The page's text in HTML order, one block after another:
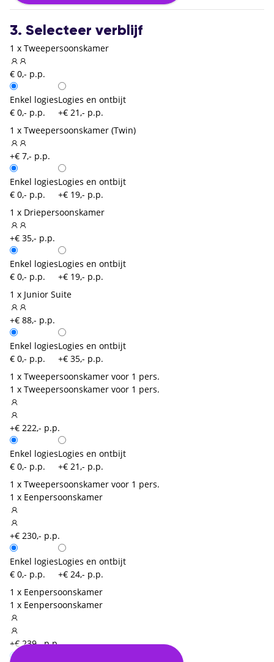
3. Selecteer verblijf
1 x Tweepersoonskamer
€ 0,- p.p.
Enkel logies
€ 0,- p.p.
Logies en ontbijt
+€ 21,- p.p.
1 x Tweepersoonskamer (Twin)
+€ 7,- p.p.
Enkel logies
€ 0,- p.p.
Logies en ontbijt
+€ 19,- p.p.
1 x Driepersoonskamer
+€ 35,- p.p.
Enkel logies
€ 0,- p.p.
Logies en ontbijt
+€ 19,- p.p.
1 x Junior Suite
+€ 88,- p.p.
Enkel logies
€ 0,- p.p.
Logies en ontbijt
+€ 35,- p.p.
1 x Tweepersoonskamer voor 1 pers.
1 x Tweepersoonskamer voor 1 pers.
+€ 222,- p.p.
Enkel logies
€ 0,- p.p.
Logies en ontbijt
+€ 21,- p.p.
1 x Tweepersoonskamer voor 1 pers.
1 x Eenpersoonskamer
+€ 230,- p.p.
Enkel logies
€ 0,- p.p.
Logies en ontbijt
+€ 24,- p.p.
1 x Eenpersoonskamer
1 x Eenpersoonskamer
+€ 239,- p.p.